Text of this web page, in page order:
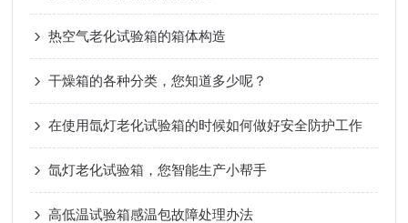
热空气老化试验箱的箱体构造
干燥箱的各种分类，您知道多少呢？
在使用氙灯老化试验箱的时候如何做好安全防护工作
氙灯老化试验箱，您智能生产小帮手
高低温试验箱感温包故障处理办法